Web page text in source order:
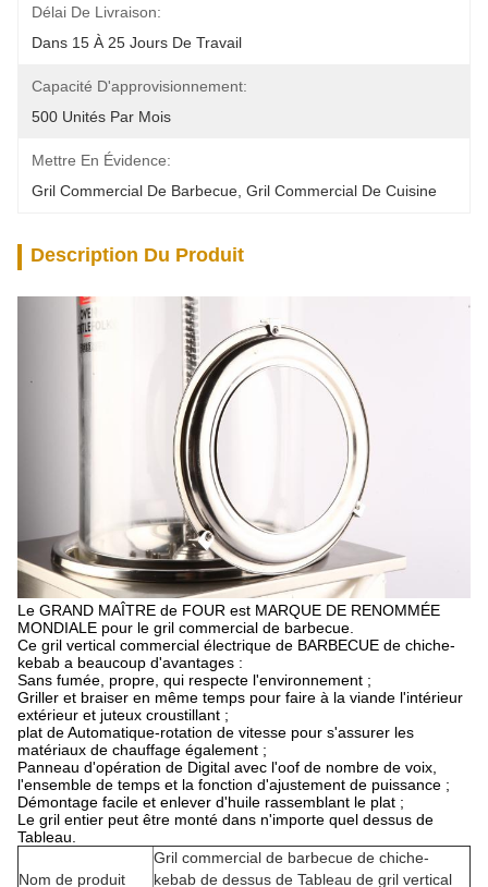
Délai De Livraison:
Dans 15 À 25 Jours De Travail
Capacité D'approvisionnement:
500 Unités Par Mois
Mettre En Évidence:
Gril Commercial De Barbecue Gril Commercial De Cuisine
Description Du Produit
Le GRAND MAÎTRE de FOUR est MARQUE DE RENOMMÉE
MONDIALE pour le gril commercial de barbecue.
Ce gril vertical commercial électrique de BARBECUE de chiche-
kebab a beaucoup d'avantages :
Sans fumée, propre, qui respecte l'environnement ;
Griller et braiser en même temps pour faire à la viande l'intérieur
extérieur et juteux croustillant ;
plat de Automatique-rotation de vitesse pour s'assurer les
matériaux de chauffage également ;
Panneau d'opération de Digital avec l'oof de nombre de voix,
l'ensemble de temps et la fonction d'ajustement de puissance ;
Démontage facile et enlever d'huile rassemblant le plat ;
Le gril entier peut être monté dans n'importe quel dessus de
Tableau.
Nom de produit
Gril commercial de barbecue de chiche-
kebab de dessus de Tableau de gril vertical